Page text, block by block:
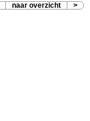
naar overzicht >